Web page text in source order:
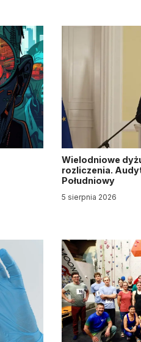
Wielodniowe
rozliczenia.
Południowy
5 sierpnia 2026